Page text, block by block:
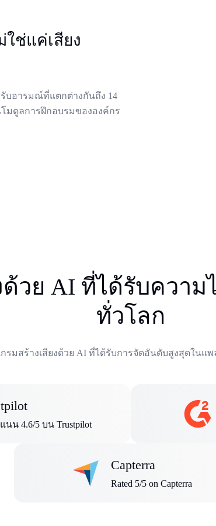
ช่แค่เสียง
รับอารมณ์ที่แตกต่างกันถึง 14
มดูลการฝึกอบรมขององค์กร
ด้วย AI ที่ได้รับควา
ทั่วโลก
รมสร้างเสียงด้วย AI ที่ได้รับการจัดอันดับสูงสุดในแ
นน 4.6/5 บน Trustpilot
Capterra
Rated 5/5 on Capterra